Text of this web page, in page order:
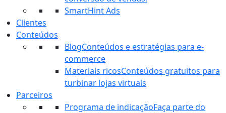
SmartHint Ads
Clientes
Conteúdos
BlogConteúdos e estratégias para e-
commerce
Materiais ricosConteúdos gratuitos para
turbinar lojas virtuais
Parceiros
Programa de indicaçãoFaça parte do